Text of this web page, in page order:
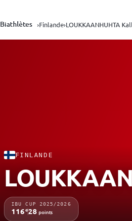
Biathlètes ›Finlande›LOUKKAANHUHTA
FINLANDE
IBU CUP 2025/2026
116e28 points